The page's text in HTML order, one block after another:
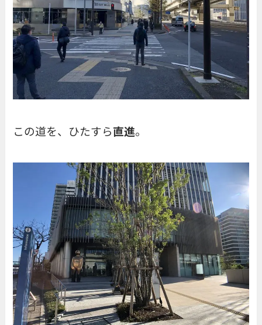
この道を、ひたすら直進。